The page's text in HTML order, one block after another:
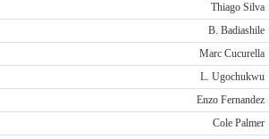
Thiago Silva
B. Badiashile
Marc Cucurella
L. Ugochukwu
Enzo Fernandez
Cole Palmer